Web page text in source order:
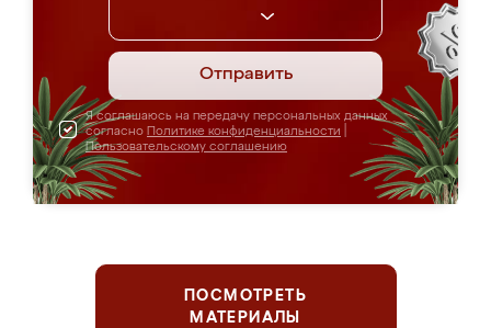
Отправить
Я соглашаюсь на передачу персональных данных
согласно Политике конфиденциальности
Пользовательскому соглашению
ПОСМОТРЕТЬ
МАТЕРИАЛЫ